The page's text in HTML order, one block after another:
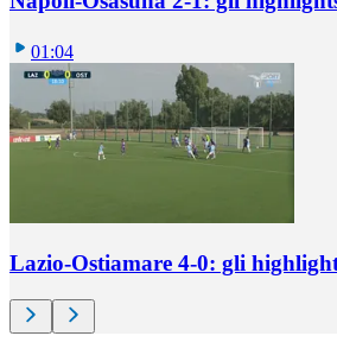
01:04
Lazio-Ostiamare 4-0: gli